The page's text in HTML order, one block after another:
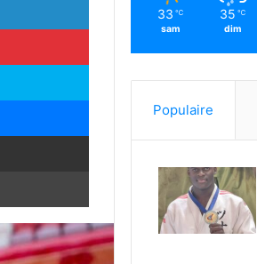
33 ℃
sam
35 ℃
dim
Populaire